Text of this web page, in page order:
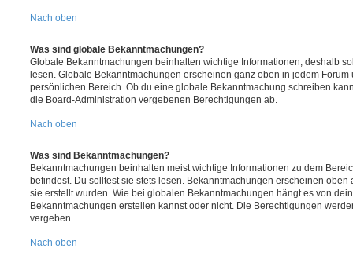
Nach oben
Was sind globale Bekanntmachungen?
Globale Bekanntmachungen beinhalten wichtige Informationen, deshalb
lesen. Globale Bekanntmachungen erscheinen ganz oben in jedem
persönlichen Bereich. Ob du eine globale Bekanntmachung schreiben
die Board-Administration vergebenen Berechtigungen ab.
Nach oben
Was sind Bekanntmachungen?
Bekanntmachungen beinhalten meist wichtige Informationen zu dem
befindest. Du solltest sie stets lesen. Bekanntmachungen erscheinen oben
sie erstellt wurden. Wie bei globalen Bekanntmachungen hängt es von
Bekanntmachungen erstellen kannst oder nicht. Die Berechtigungen
vergeben.
Nach oben